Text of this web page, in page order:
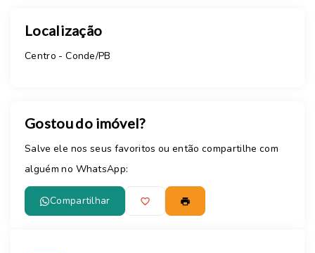
Localização
Centro - Conde/PB
Gostou do imóvel?
Salve ele nos seus favoritos ou então compartilhe com
alguém no WhatsApp:
Compartilhar